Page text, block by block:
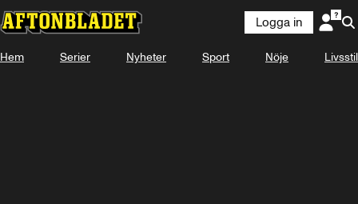
Logga in
Hem Serier Nyheter Sport Nöje Livsstil